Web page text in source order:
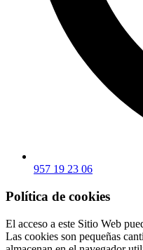
957 19 23 06
Política de cookies
El acceso a este Sitio Web
Las cookies son pequeñas